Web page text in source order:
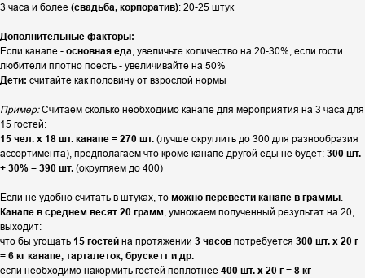
3 часа и более (свадьба, корпоратив): 20-25 штук
Дополнительные факторы:
Если канапе - основная еда, увеличьте количество на 20-30%, если гости
любители плотно поесть - увеличивайте на 50%
Дети: считайте как половину от взрослой нормы
Пример:Считаем сколько необходимо канапе для мероприятия на 3 часа для
15 гостей:
15 чел. х 18 шт. канапе = 270 шт. (лучше округлить до 300 для разнообразия
ассортимента), предполагаем что кроме канапе другой еды не будет: 300 шт.
+ 30% = 390 шт. (округляем до 400)
Если не удобно считать в штуках, то можно перевести канапе в граммы.
Канапе в среднем весят 20 грамм, умножаем полученный результат на 20,
выходит:
что бы угощать 15 гостей на протяжении 3 часов потребуется 300 шт. х 20 г
= 6 кг канапе, тарталеток, брускетт и др.
если необходимо накормить гостей поплотнее 400 шт. х 20 г = 8 кг